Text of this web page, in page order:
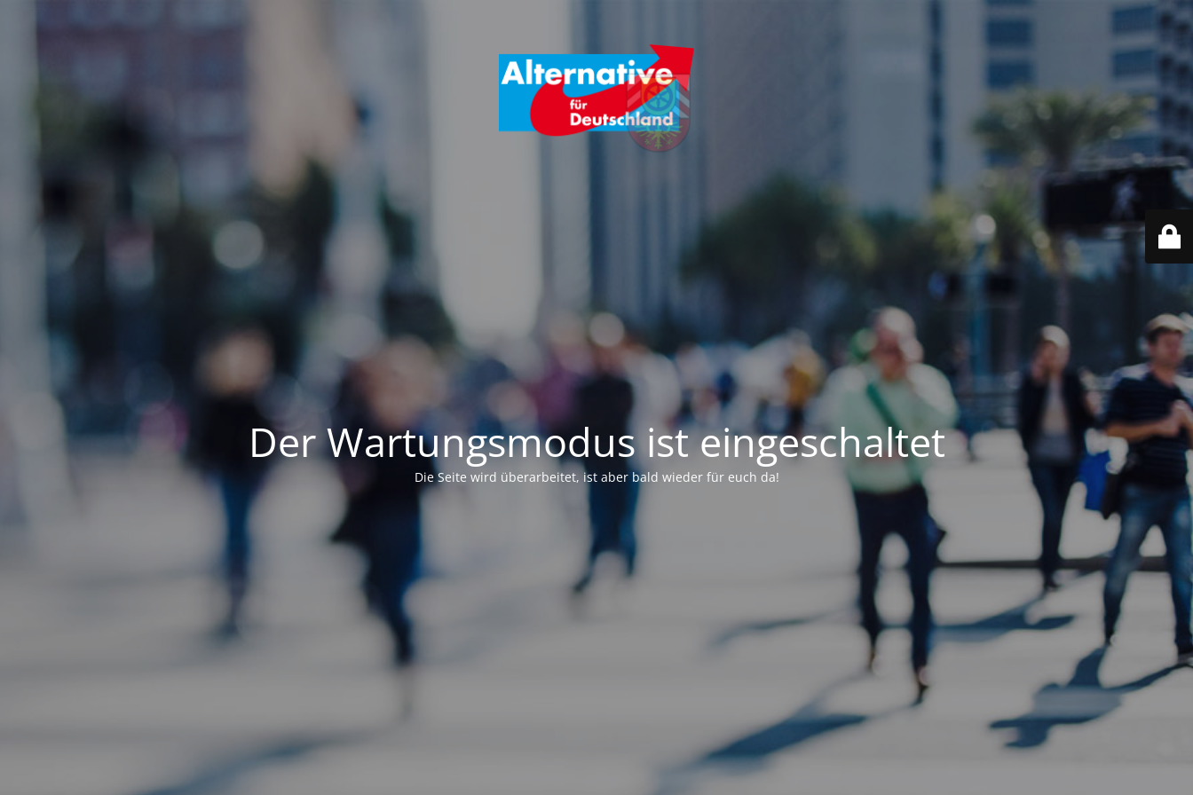
Der Wartungsmodus ist eingeschaltet
Die Seite wird überarbeitet, ist aber bald wieder für euch da!